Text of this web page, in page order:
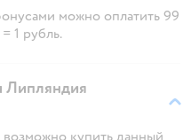
можно оплатить 99
1 рубль.
Липляндия
купить данный